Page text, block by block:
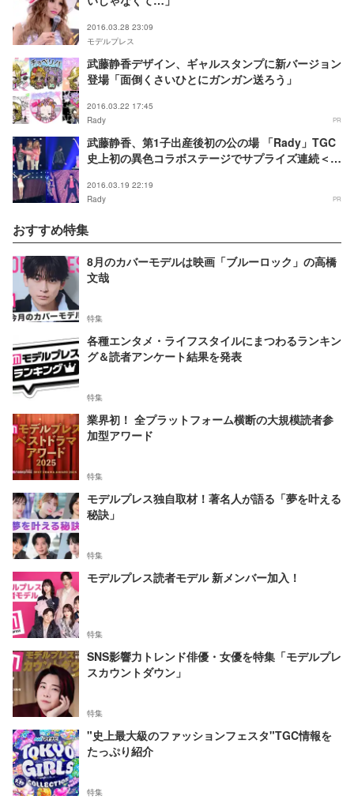
2016.03.28 23:09
モデルプレス
武藤静香デザイン、ギャルスタンプに新バージョン
登場「面倒くさいひとにガンガン送ろう」
2016.03.22 17:45
Rady
PR
武藤静香、第1子出産後初の公の場 「Rady」TGC
史上初の異色コラボステージでサプライズ連続＜
2016.03.19 22:19
Rady
PR
おすすめ特集
8月のカバーモデルは映画「ブルーロック」の高橋
文哉
特集
各種エンタメ・ライフスタイルにまつわるランキン
グ＆読者アンケート結果を発表
特集
業界初！ 全プラットフォーム横断の大規模読者参
加型アワード
特集
モデルプレス独自取材！著名人が語る「夢を叶える
秘訣」
特集
モデルプレス読者モデル 新メンバー加入！
特集
SNS影響力トレンド俳優・女優を特集「モデルプレ
スカウントダウン」
特集
"史上最大級のファッションフェスタ"TGC情報を
たっぷり紹介
特集